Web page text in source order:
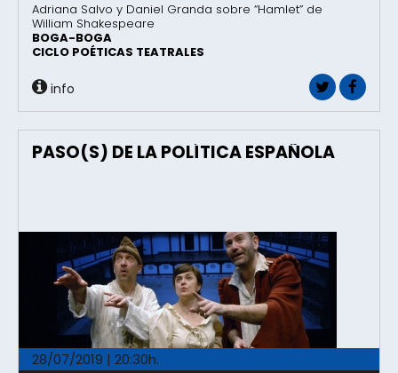
Adriana Salvo y Daniel Granda sobre “Hamlet” de
William Shakespeare
BOGA-BOGA
CICLO POÉTICAS TEATRALES
info
PASO(S) DE LA POLÍTICA ESPAÑOLA
28/07/2019 | 20:30h.